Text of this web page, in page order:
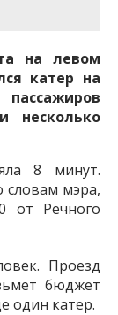
на левом
катер на
несколько
8 минут.
словам мэра,
от Речного
Проезд
бюджет
один катер.